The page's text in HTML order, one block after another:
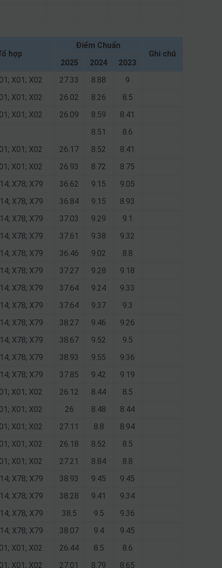
hợp
Điểm Chuẩn
Ghi chú
2025
2024
2023
X01; X02 27.33 8.88
9
X01; X02 26.02 8.26
8.5
X01; X02 26.09 8.59
8.41
8.51
8.6
X01; X02 26.17 8.52
8.41
X01; X02 26.93 8.72
8.75
X78; X79 36.62 9.15
9.05
X78; X79 36.84 9.15
8.93
X78; X79 37.03 9.29
9.1
X78; X79 37.61 9.38
9.32
X78; X79 36.46 9.02
8.8
X78; X79 37.27 9.28
9.18
X78; X79 37.64 9.24
9.33
X78; X79 37.64 9.37
9.3
X78; X79 38.27 9.46
9.26
X78; X79 38.67 9.52
9.5
X78; X79 38.93 9.55
9.36
X78; X79 37.85 9.42
9.19
X01; X02 26.12 8.44
8.5
X01; X02 26 8.48
8.44
X01; X02 27.11 8.8
8.94
X01; X02 26.18 8.52
8.5
X01; X02 27.21 8.84
8.8
X78; X79 38.93 9.45
9.45
X78; X79 38.28 9.41
9.34
X78; X79 38.5 9.5
9.36
X78; X79 38.07 9.4
9.45
X01; X02 26.44 8.5
8.6
X01; X02 27.01 8.79 8.65